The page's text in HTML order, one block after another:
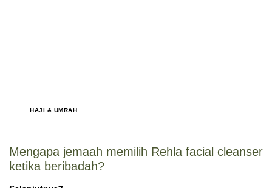
HAJI & UMRAH
Mengapa jemaah memilih Rehla facial cleanser
ketika beribadah?